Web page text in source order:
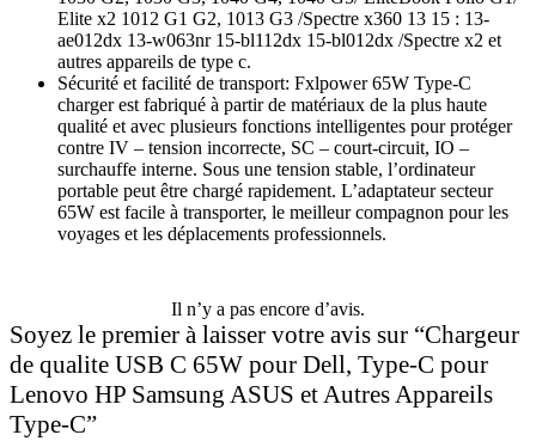
Elite x2 1012 G1 G2, 1013 G3 /Spectre x360 13 15 : 13-
ae012dx 13-w063nr 15-bl112dx 15-bl012dx /Spectre x2 et
autres appareils de type c.
Sécurité et facilité de transport: Fxlpower 65W Type-C
charger est fabriqué à partir de matériaux de la plus haute
qualité et avec plusieurs fonctions intelligentes pour protéger
contre IV – tension incorrecte, SC – court-circuit, IO –
surchauffe interne. Sous une tension stable, l’ordinateur
portable peut être chargé rapidement. L’adaptateur secteur
65W est facile à transporter, le meilleur compagnon pour les
voyages et les déplacements professionnels.
Il n’y a pas encore d’avis.
Soyez le premier à laisser votre avis sur “Chargeur
de qualite USB C 65W pour Dell, Type-C pour
Lenovo HP Samsung ASUS et Autres Appareils
Type-C”